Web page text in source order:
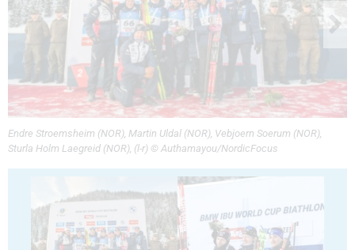
Endre Stroemsheim (NOR), Martin Uldal (NOR), Vebjoern Soerum (NOR),
Sturla Holm Laegreid (NOR), (l-r) © Authamayou/NordicFocus